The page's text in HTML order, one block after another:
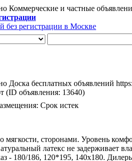
Коммерческие и частные
Доска бесплатных объявлений
(ID объявления: 13640)
Срок истек
мягкости, сторонами. Уровень
латекс не задерживает
- 180/186, 120*195, 140х180.